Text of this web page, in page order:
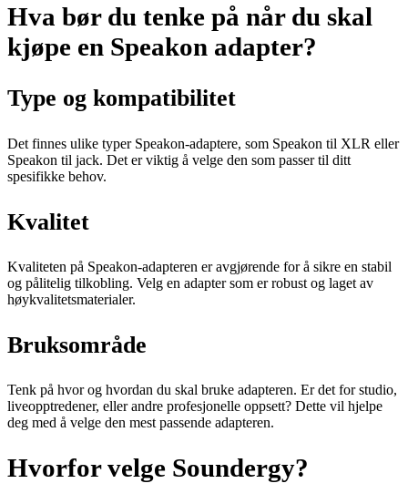
Hva bør du tenke på når du skal
kjøpe en Speakon adapter?
Type og kompatibilitet
Det finnes ulike typer Speakon-adaptere, som Speakon til XLR eller
Speakon til jack. Det er viktig å velge den som passer til ditt
spesifikke behov.
Kvalitet
Kvaliteten på Speakon-adapteren er avgjørende for å sikre en stabil
og pålitelig tilkobling. Velg en adapter som er robust og laget av
høykvalitetsmaterialer.
Bruksområde
Tenk på hvor og hvordan du skal bruke adapteren. Er det for studio,
liveopptredener, eller andre profesjonelle oppsett? Dette vil hjelpe
deg med å velge den mest passende adapteren.
Hvorfor velge Soundergy?